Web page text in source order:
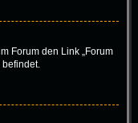
Forum den Link „Forum
befindet.